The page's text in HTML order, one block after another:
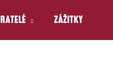
ZÁŽITKY